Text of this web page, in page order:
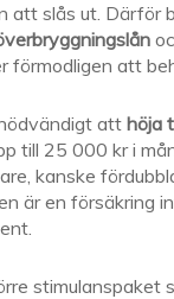
att slås ut. Därför
förmodligen att
atthöja
till 25 000 kr i
kanske
är en försäkring
stimulanspaket